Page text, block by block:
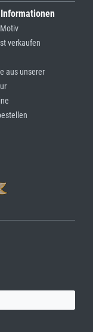
Motiv
verkaufen
aus unserer